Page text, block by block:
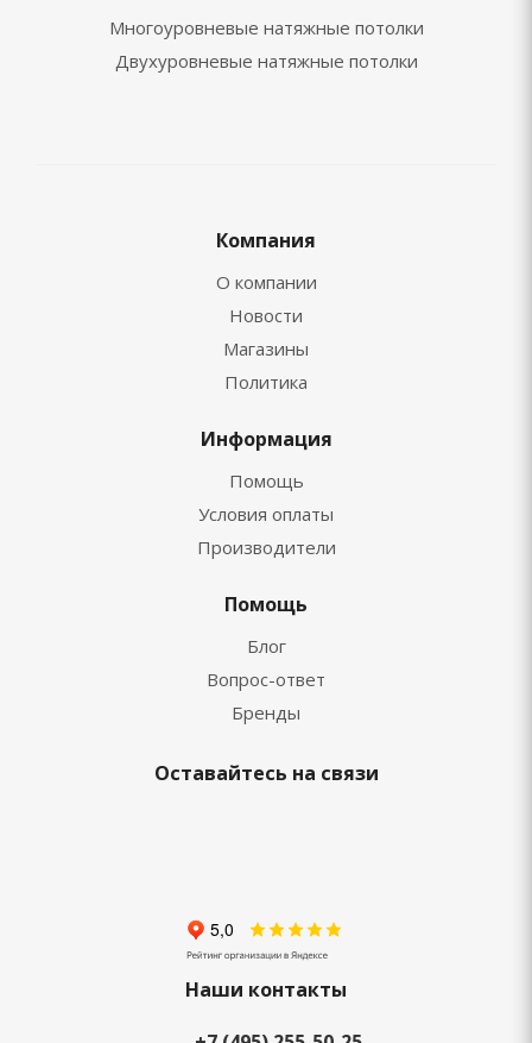
Многоуровневые натяжные потолки
Двухуровневые натяжные потолки
Компания
О компании
Новости
Магазины
Политика
Информация
Помощь
Условия оплаты
Производители
Помощь
Блог
Вопрос-ответ
Бренды
Оставайтесь на связи
Наши контакты